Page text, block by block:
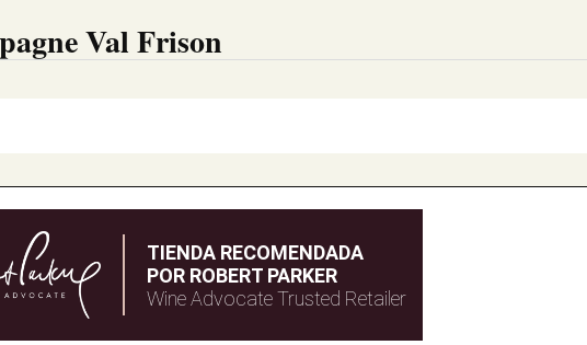
Val Frison
TIENDA RECOMENDADA
POR ROBERT PARKER
Wine Advocate Trusted Retailer